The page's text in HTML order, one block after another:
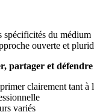
spécificités du médium
ouverte et
partager et
clairement tant à
variés